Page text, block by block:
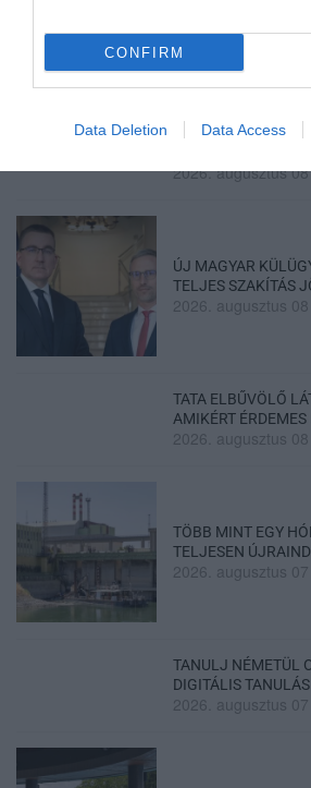
CONFIRM
Data Deletion Data Access
2026. augusztus 08
BAKA ANDRÁST
2026. augusztus 08
ÚJ MAGYAR
TELJES SZAKÍTÁS
2026. augusztus 08
TATA ELBŰVÖLŐ
AMIKÉRT
2026. augusztus 08
TÖBB MINT EGY
TELJESEN
2026. augusztus 07
TANULJ NÉMETÜL
DIGITÁLIS
2026. augusztus 07